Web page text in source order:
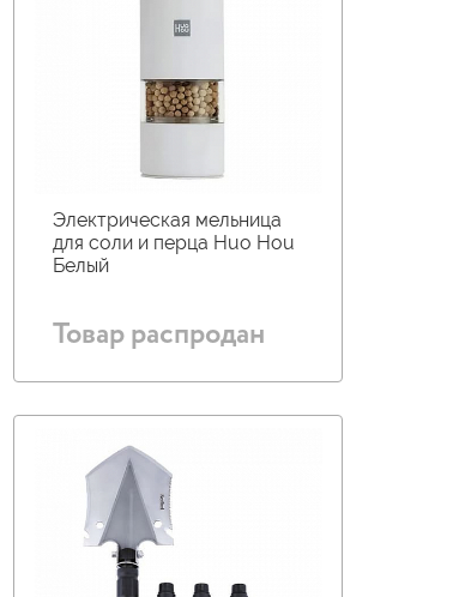
Электрическая мельница
для соли и перца Huo Hou
Белый
Товар распродан